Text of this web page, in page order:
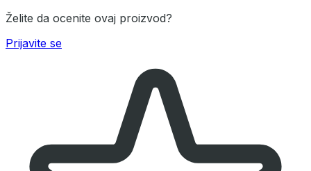
Želite da ocenite ovaj proizvod?
Prijavite se